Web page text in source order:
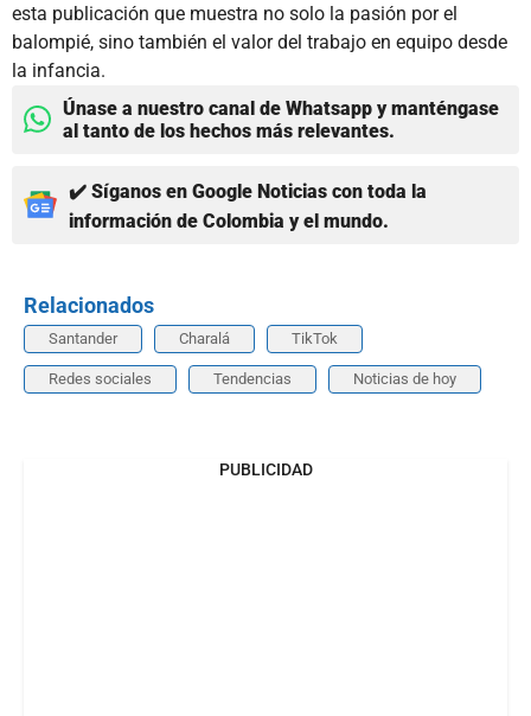
esta publicación que muestra no solo la pasión por el
balompié, sino también el valor del trabajo en equipo desde
la infancia.
Únase a nuestro canal de Whatsapp y manténgase
al tanto de los hechos más relevantes.
✔️ Síganos en Google Noticias con toda la
información de Colombia y el mundo.
Relacionados
Santander Charalá TikTok
Redes sociales Tendencias Noticias de hoy
PUBLICIDAD